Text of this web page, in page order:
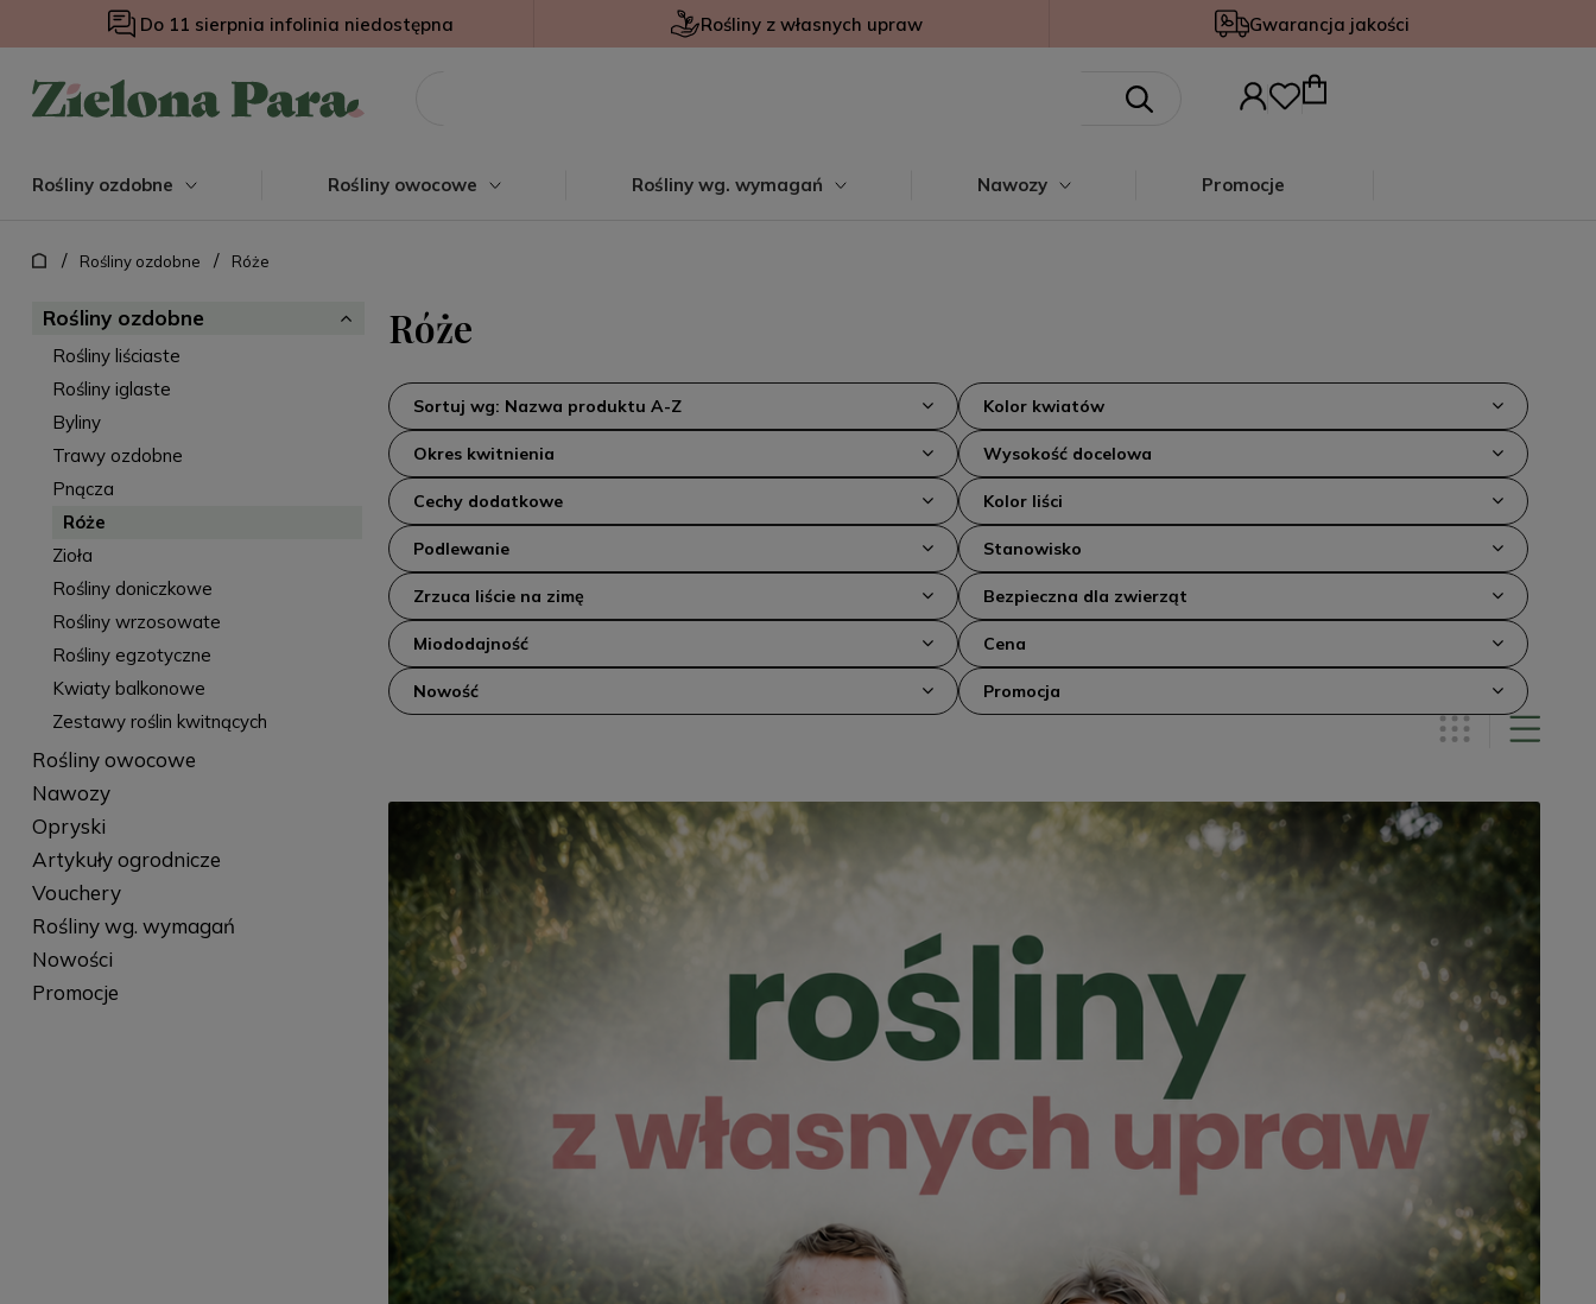
Do 11 sierpnia infolinia niedostępna Rośliny z własnych upraw Gwarancja jakości
Rośliny ozdobne Rośliny owocowe Rośliny wg. wymagań Nawozy Promocje
/ Rośliny ozdobne / Róże
Rośliny ozdobne
Rośliny liściaste
Rośliny iglaste
Byliny
Trawy ozdobne
Pnącza
Róże
Zioła
Rośliny doniczkowe
Rośliny wrzosowate
Rośliny egzotyczne
Kwiaty balkonowe
Zestawy roślin kwitnących
Rośliny owocowe
Nawozy
Opryski
Artykuły ogrodnicze
Vouchery
Rośliny wg. wymagań
Nowości
Promocje
Róże
Sortuj wg: Nazwa produktu A-Z Kolor kwiatów
Okres kwitnienia Wysokość docelowa
Cechy dodatkowe Kolor liści
Podlewanie Stanowisko
Zrzuca liście na zimę Bezpieczna dla zwierząt
Miododajność Cena
Nowość Promocja